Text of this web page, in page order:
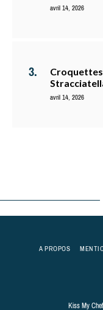
avril 14, 2026
Croquettes
avril 14, 2026
A PROPOS
Kiss My